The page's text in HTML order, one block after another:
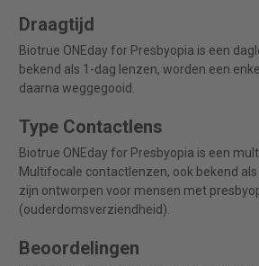
Draagtijd
Biotrue ONEday for Presbyopia is een
bekend als 1-dag lenzen, worden een
daarna weggegooid.
Type Contactlens
Biotrue ONEday for Presbyopia is een
Multifocale contactlenzen, ook bekend
zijn ontworpen voor mensen met
(ouderdomsverziendheid).
Beoordelingen